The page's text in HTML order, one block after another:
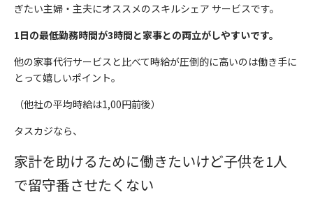
ぎたい主婦・主夫にオススメのスキルシェア サービスです。
1日の最低勤務時間が3時間と家事との両立がしやすいです。
他の家事代行サービスと比べて時給が圧倒的に高いのは働き手に
とって嬉しいポイント。
（他社の平均時給は1,00円前後）
タスカジなら、
家計を助けるために働きたいけど子供を1人
で留守番させたくない